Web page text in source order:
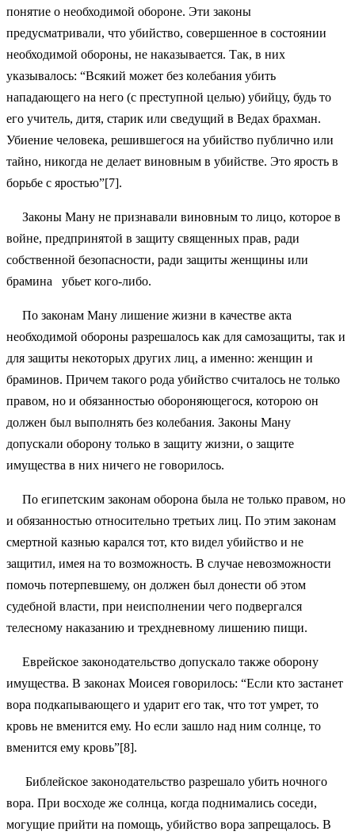
понятие о необходимой обороне. Эти законы
предусматривали, что убийство, совершенное в состоянии
необходимой обороны, не наказывается. Так, в них
указывалось: “Всякий может без колебания убить
нападающего на него (с преступной целью) убийцу, будь то
его учитель, дитя, старик или сведущий в Ведах брахман.
Убиение человека, решившегося на убийство публично или
тайно, никогда не делает виновным в убийстве. Это ярость в
борьбе с яростью”[7].
Законы Ману не признавали виновным то лицо, которое в
войне, предпринятой в защиту священных прав, ради
собственной безопасности, ради защиты женщины или
брамина убьет кого-либо.
По законам Ману лишение жизни в качестве акта
необходимой обороны разрешалось как для самозащиты, так и
для защиты некоторых других лиц, а именно: женщин и
браминов. Причем такого рода убийство считалось не только
правом, но и обязанностью обороняющегося, которою он
должен был выполнять без колебания. Законы Ману
допускали оборону только в защиту жизни, о защите
имущества в них ничего не говорилось.
По египетским законам оборона была не только правом, но
и обязанностью относительно третьих лиц. По этим законам
смертной казнью карался тот, кто видел убийство и не
защитил, имея на то возможность. В случае невозможности
помочь потерпевшему, он должен был донести об этом
судебной власти, при неисполнении чего подвергался
телесному наказанию и трехдневному лишению пищи.
Еврейское законодательство допускало также оборону
имущества. В законах Моисея говорилось: “Если кто застанет
вора подкапывающего и ударит его так, что тот умрет, то
кровь не вменится ему. Но если зашло над ним солнце, то
вменится ему кровь”[8].
Библейское законодательство разрешало убить ночного
вора. При восходе же солнца, когда поднимались соседи,
могущие прийти на помощь, убийство вора запрещалось. В